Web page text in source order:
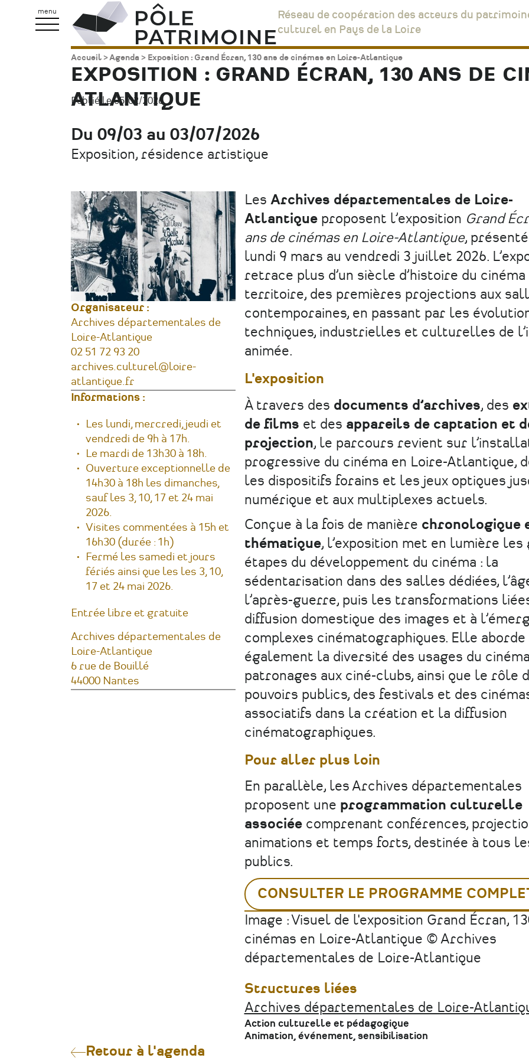
menu
Pôle
Patrimoine
Réseau de coopération des acteurs du
culturel en Pays de la Loire
Fil
d'Ariane
Accueil Agenda Exposition : Grand Écran, 130 ans de cinémas en Loire-Atlantique
EXPOSITION : GRAND ÉCRAN, 130 ANS DE
ATLANTIQUE
Publié le 05/02/2026.
Date
Du 09/03 au 03/07/2026
Type
Exposition, résidence artistique
Organisateur :
Archives départementales de
Loire-Atlantique
Téléphone
02 51 72 93 20
Courriel
archives.culturel@loire-
atlantique.fr
Informations :
Horaires
Les lundi, mercredi, jeudi et
vendredi de 9h à 17h.
Le mardi de 13h30 à 18h.
Ouverture exceptionnelle de
14h30 à 18h les dimanches,
sauf les 3, 10, 17 et 24 mai
2026.
Visites commentées à 15h et
16h30 (durée : 1h)
Fermé les samedi et jours
fériés ainsi que les les 3, 10,
17 et 24 mai 2026.
Tarifs
Entrée libre et gratuite
Lieu
Archives départementales de
Loire-Atlantique
Adresse
6 rue de Bouillé
44000 Nantes
Les Archives départementales de Loire-
Atlantiqueproposent l’exposition Grand
ans de cinémas en Loire-Atlantique,
lundi 9 mars au vendredi 3 juillet 2026.
retrace plus d’un siècle d’histoire du
territoire, des premières projections aux
contemporaines, en passant par les
techniques, industrielles et culturelles de
animée.
L'exposition
À travers des documents d’archives, des
de films et des appareils de captation et
projection, le parcours revient sur
progressive du cinéma en Loire-Atlantique,
les dispositifs forains et les jeux optiques
numérique et aux multiplexes actuels.
Conçue à la fois de manière chronologique
thématique, l’exposition met en lumière les
étapes du développement du cinéma : la
sédentarisation dans des salles dédiées,
l’après-guerre, puis les transformations
diffusion domestique des images et à
complexes cinématographiques. Elle aborde
également la diversité des usages du
patronages aux ciné-clubs, ainsi que le rôle
pouvoirs publics, des festivals et des
associatifs dans la création et la diffusion
cinématographiques.
Pour aller plus loin
En parallèle, les Archives départementales
proposent une programmation culturelle
associéecomprenant conférences,
animations et temps forts, destinée à tous
publics.
CONSULTER LE PROGRAMME
Image : Visuel de l'exposition Grand Écran,
cinémas en Loire-Atlantique © Archives
départementales de Loire-Atlantique
Structures liées
Archives départementales de Loire-
Action culturelle et pédagogique
Animation, événement, sensibilisation
Retour à l'agenda